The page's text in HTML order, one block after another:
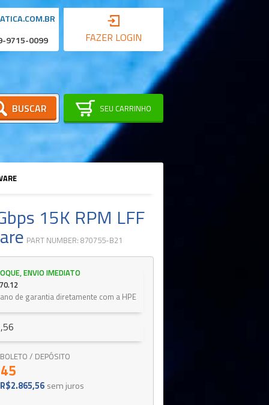
9715-0099
FAZER LOGIN
BUSCAR SEU CARRINHO
15K RPM LFF
PART NUMBER: 870755-B21
ENVIO IMEDIATO
de garantia diretamente com a HPE
/ DEPÓSITO
R$2.865,56 sem juros